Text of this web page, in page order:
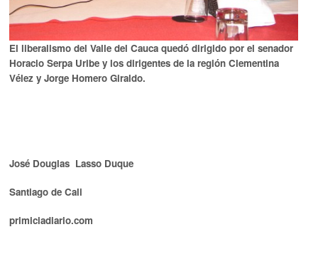
El liberalismo del Valle del Cauca quedó dirigido por el senador
Horacio Serpa Uribe y los dirigentes de la región Clementina
Vélez y Jorge Homero Giraldo.
José Douglas Lasso Duque
Santiago de Cali
primiciadiario.com